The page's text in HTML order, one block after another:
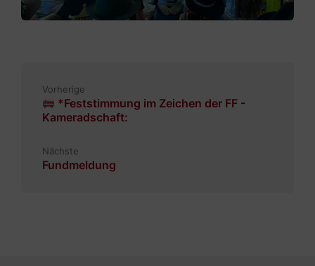
Vorherige
*Feststimmung im Zeichen der FF -
Kameradschaft:
Nächste
Fundmeldung